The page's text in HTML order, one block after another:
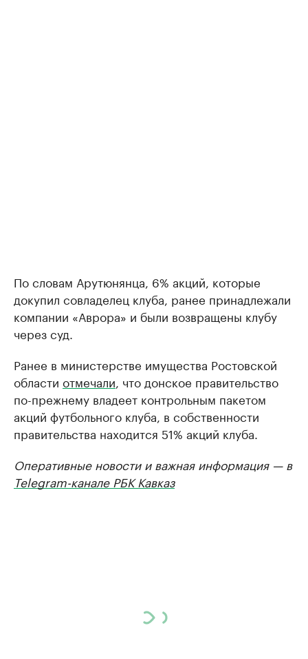
По словам Арутюнянца, 6% акций, которые
докупил совладелец клуба, ранее принадлежали
компании «Аврора» и были возвращены клубу
через суд.
Ранее в министерстве имущества Ростовской
области отмечали, что донское правительство
по-прежнему владеет контрольным пакетом
акций футбольного клуба, в собственности
правительства находится 51% акций клуба.
Оперативные новости и важная информация — в
Telegram-канале РБК Кавказ